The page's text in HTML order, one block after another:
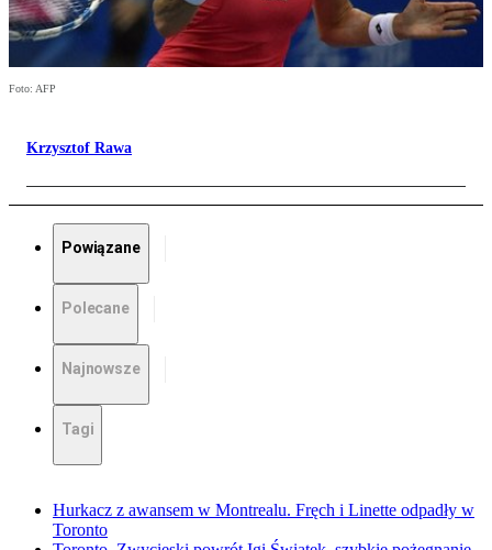
Foto: AFP
Krzysztof Rawa
Powiązane
Polecane
Najnowsze
Tagi
Hurkacz z awansem w Montrealu. Fręch i Linette odpadły w
Toronto